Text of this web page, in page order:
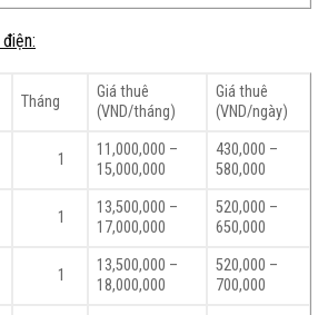
Tháng
Giá thuê
(VND/tháng)
Giá thuê
(VND/ngày)
1
11,000,000 –
15,000,000
430,000 –
580,000
1
13,500,000 –
17,000,000
520,000 –
650,000
1
13,500,000 –
18,000,000
520,000 –
700,000